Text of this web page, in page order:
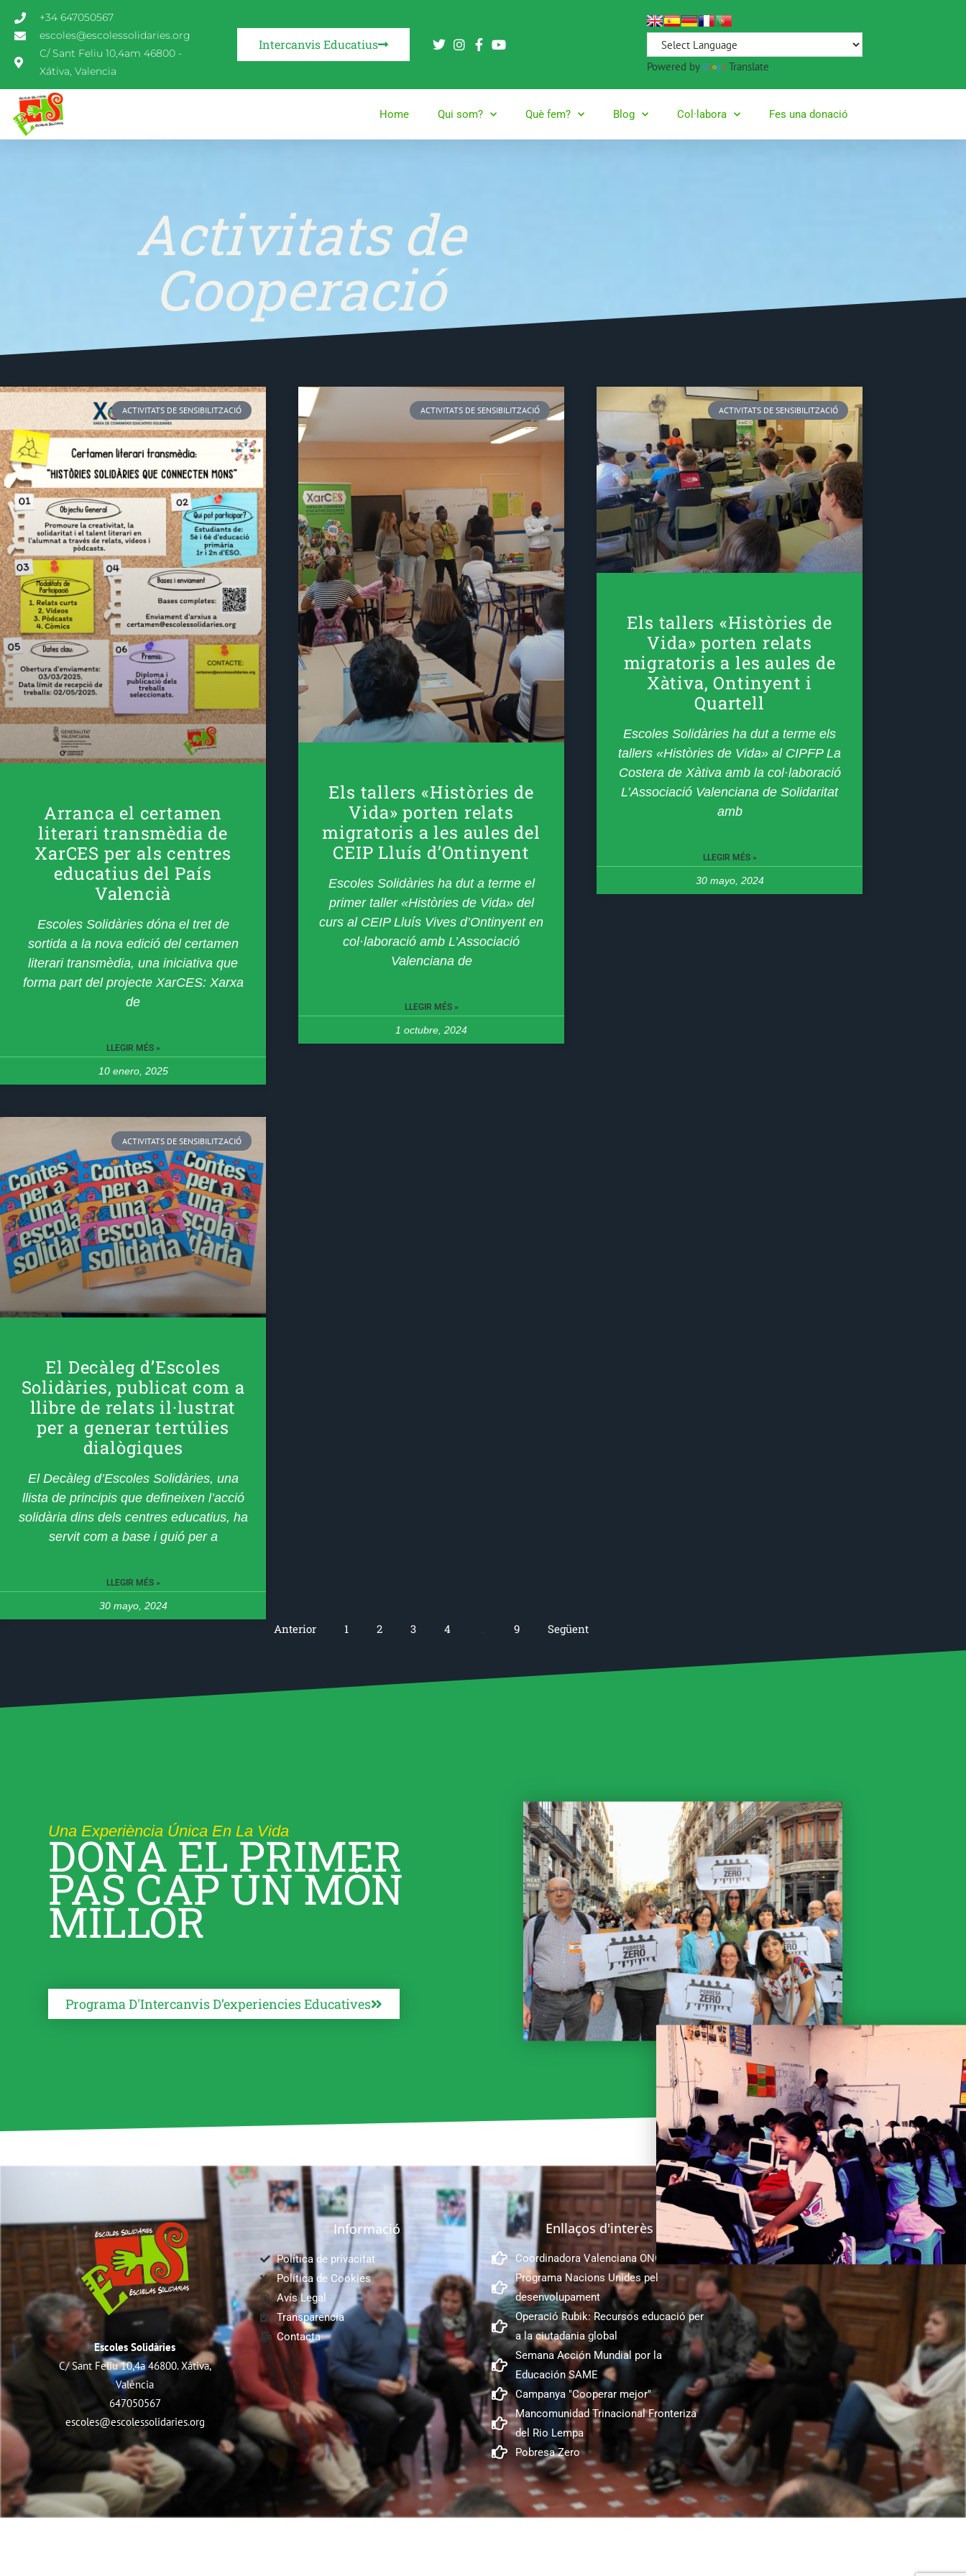
+34 647050567
escoles@escolessolidaries.org
C/ Sant Feliu 10,4am 46800 -
Xátiva, Valencia
Intercanvis Educatius
Powered by Translate
Home Qui som? Què fem? Blog Col·labora Fes una donació
Activitats de
Cooperació
ACTIVITATS DE SENSIBILITZACIÓ
Arranca el certamen
literari transmèdia de
XarCES per als centres
educatius del País
Valencià
Escoles Solidàries dóna el tret de
sortida a la nova edició del certamen
literari transmèdia, una iniciativa que
forma part del projecte XarCES: Xarxa
de
LLEGIR MÉS »
10 enero, 2025
ACTIVITATS DE SENSIBILITZACIÓ
Els tallers «Històries de
Vida» porten relats
migratoris a les aules del
CEIP Lluís d’Ontinyent
Escoles Solidàries ha dut a terme el
primer taller «Històries de Vida» del
curs al CEIP Lluís Vives d’Ontinyent en
col·laboració amb L’Associació
Valenciana de
LLEGIR MÉS »
1 octubre, 2024
ACTIVITATS DE SENSIBILITZACIÓ
Els tallers «Històries de
Vida» porten relats
migratoris a les aules de
Xàtiva, Ontinyent i
Quartell
Escoles Solidàries ha dut a terme els
tallers «Històries de Vida» al CIPFP La
Costera de Xàtiva amb la col·laboració
L’Associació Valenciana de Solidaritat
amb
LLEGIR MÉS »
30 mayo, 2024
ACTIVITATS DE SENSIBILITZACIÓ
El Decàleg d’Escoles
Solidàries, publicat com a
llibre de relats il·lustrat
per a generar tertúlies
dialògiques
El Decàleg d’Escoles Solidàries, una
llista de principis que defineixen l’acció
solidària dins dels centres educatius, ha
servit com a base i guió per a
LLEGIR MÉS »
30 mayo, 2024
Anterior 1 2 3 4 9 Següent
Una Experiència Única En La Vida
DONA EL PRIMER
PAS CAP UN MÓN
MILLOR
Programa D'Intercanvis D’experiencies Educatives
Escoles Solidàries
C/ Sant Feliu 10,4a 46800. Xàtiva,
València
647050567
escoles@escolessolidaries.org
Informació
Política de privacitat
Política de Cookies
Avís Legal
Transparencia
Contacta
Enllaços d'interès
Coordinadora Valenciana ONGD
Programa Nacions Unides pel
desenvolupament
Operació Rubik: Recursos educació per
a la ciutadania global
Semana Acción Mundial por la
Educación SAME
Campanya "Cooperar mejor"
Mancomunidad Trinacional Fronteriza
del Rio Lempa
Pobresa Zero
Newsletter